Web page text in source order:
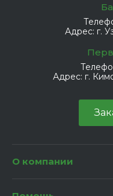
Адрес: г.
Адрес: г.
О компании